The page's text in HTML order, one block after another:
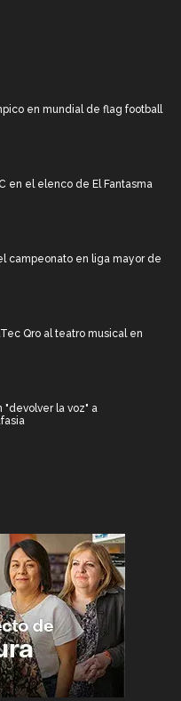
en mundial de flag football
en el elenco de El Fantasma
campeonato en liga mayor de
Qro al teatro musical en
"devolver la voz" a